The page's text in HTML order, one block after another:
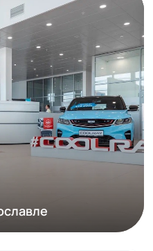
ПРОЕКТЫ